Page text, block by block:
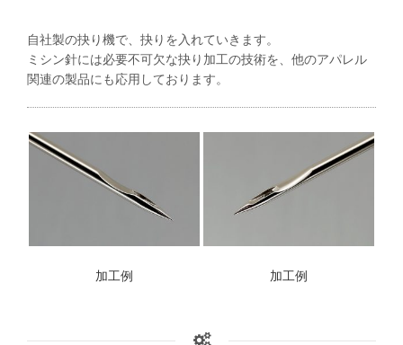
自社製の抉り機で、抉りを入れていきます。
ミシン針には必要不可欠な抉り加工の技術を、他のアパレル
関連の製品にも応用しております。
加工例 加工例